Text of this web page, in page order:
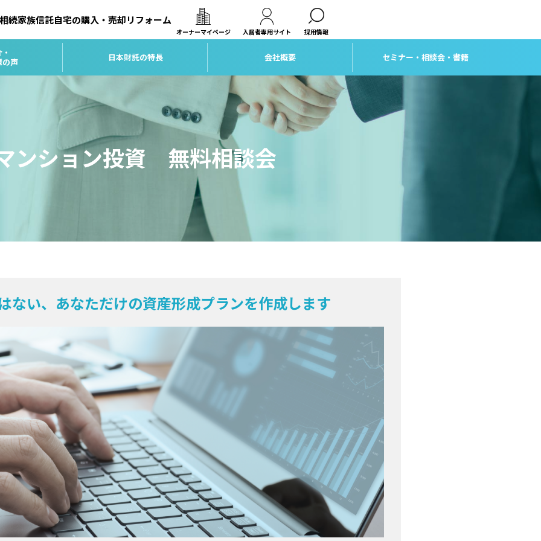
相続家族信託自宅の購入・売却リフォーム
オーナーマイページ 入居者専用サイト 採用情報
の声
日本財託の特長 会社概要 セミナー・相談会・書籍
ンション投資 無料相談会
ない、あなただけの資産形成プランを作成します